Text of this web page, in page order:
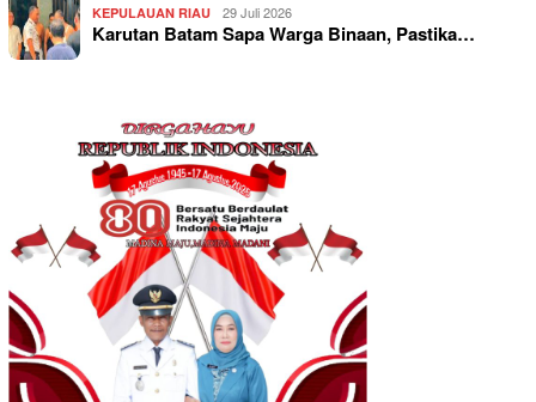
KEPULAUAN RIAU 29 Juli 2026
Karutan Batam Sapa Warga Binaan, Pastika…